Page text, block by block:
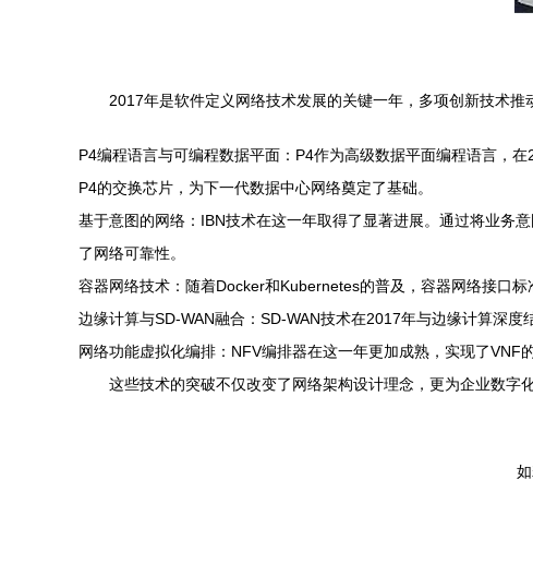
2017年是软件定义网络技术发展的关键一年，多项创新技术
P4编程语言与可编程数据平面：P4作为高级数据平面编程语言，
P4的交换芯片，为下一代数据中心网络奠定了基础。
基于意图的网络：IBN技术在这一年取得了显著进展。通过将业务
了网络可靠性。
容器网络技术：随着Docker和Kubernetes的普及，容器网络接口
边缘计算与SD-WAN融合：SD-WAN技术在2017年与边缘计算深
网络功能虚拟化编排：NFV编排器在这一年更加成熟，实现了VNF
这些技术的突破不仅改变了网络架构设计理念，更为企业数字